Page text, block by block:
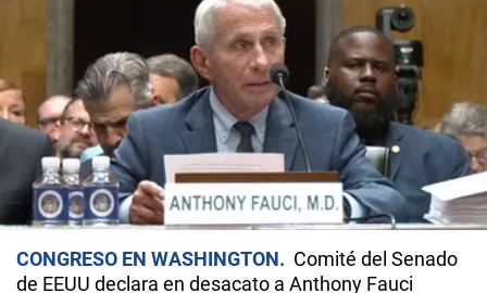
CONGRESO EN WASHINGTON
Comité del Senado
de EEUU declara en desacato a Anthony Fauci